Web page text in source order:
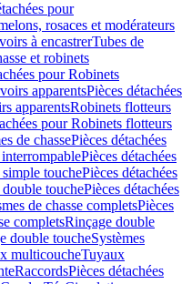
pour
rosaces et modérateurs
à encastrerTubes de
et robinets
pour Robinets
apparentsPièces détachées
apparentsRobinets flotteurs
pour Robinets flotteurs
de chassePièces détachées
Pièces détachées
touchePièces détachées
touchePièces détachées
de chasse completsPièces
completsRinçage double
double toucheSystèmes
multicoucheTuyaux
RaccordsPièces détachées